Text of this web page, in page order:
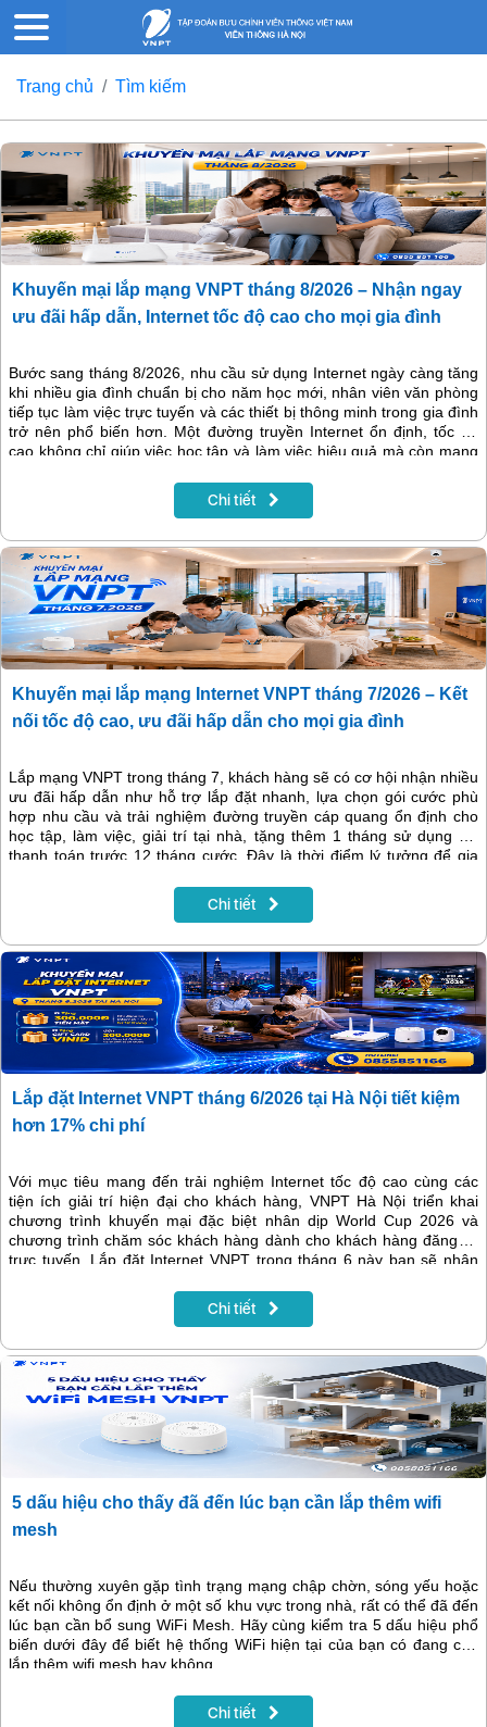
Trang chủ Tìm kiếm
Khuyến mại lắp mạng VNPT tháng 8/2026 – Nhận ngay
ưu đãi hấp dẫn, Internet tốc độ cao cho mọi gia đình
Bước sang tháng 8/2026, nhu cầu sử dụng Internet ngày càng tăng
khi nhiều gia đình chuẩn bị cho năm học mới, nhân viên văn phòng
tiếp tục làm việc trực tuyến và các thiết bị thông minh trong gia đình
trở nên phổ biến hơn. Một đường truyền Internet ổn định, tốc độ
cao không chỉ giúp việc học tập và làm việc hiệu quả mà còn mang
Chi tiết
Khuyến mại lắp mạng Internet VNPT tháng 7/2026 – Kết
nối tốc độ cao, ưu đãi hấp dẫn cho mọi gia đình
​​​​​​​Lắp mạng VNPT trong tháng 7, khách hàng sẽ có cơ hội nhận nhiều
ưu đãi hấp dẫn như hỗ trợ lắp đặt nhanh, lựa chọn gói cước phù
hợp nhu cầu và trải nghiệm đường truyền cáp quang ổn định cho
học tập, làm việc, giải trí tại nhà, tặng thêm 1 tháng sử dụng khi
thanh toán trước 12 tháng cước. Đây là thời điểm lý tưởng để gia
Chi tiết
Lắp đặt Internet VNPT tháng 6/2026 tại Hà Nội tiết kiệm
hơn 17% chi phí
Với mục tiêu mang đến trải nghiệm Internet tốc độ cao cùng các
tiện ích giải trí hiện đại cho khách hàng, VNPT Hà Nội triển khai
chương trình khuyến mại đặc biệt nhân dịp World Cup 2026 và
chương trình chăm sóc khách hàng dành cho khách hàng đăng ký
trực tuyến. Lắp đặt Internet VNPT trong tháng 6 này bạn sẽ nhận
Chi tiết
5 dấu hiệu cho thấy đã đến lúc bạn cần lắp thêm wifi
mesh
Nếu thường xuyên gặp tình trạng mạng chập chờn, sóng yếu hoặc
kết nối không ổn định ở một số khu vực trong nhà, rất có thể đã đến
lúc bạn cần bổ sung WiFi Mesh. Hãy cùng kiểm tra 5 dấu hiệu phổ
biến dưới đây để biết hệ thống WiFi hiện tại của bạn có đang cần
lắp thêm wifi mesh hay không.
Chi tiết